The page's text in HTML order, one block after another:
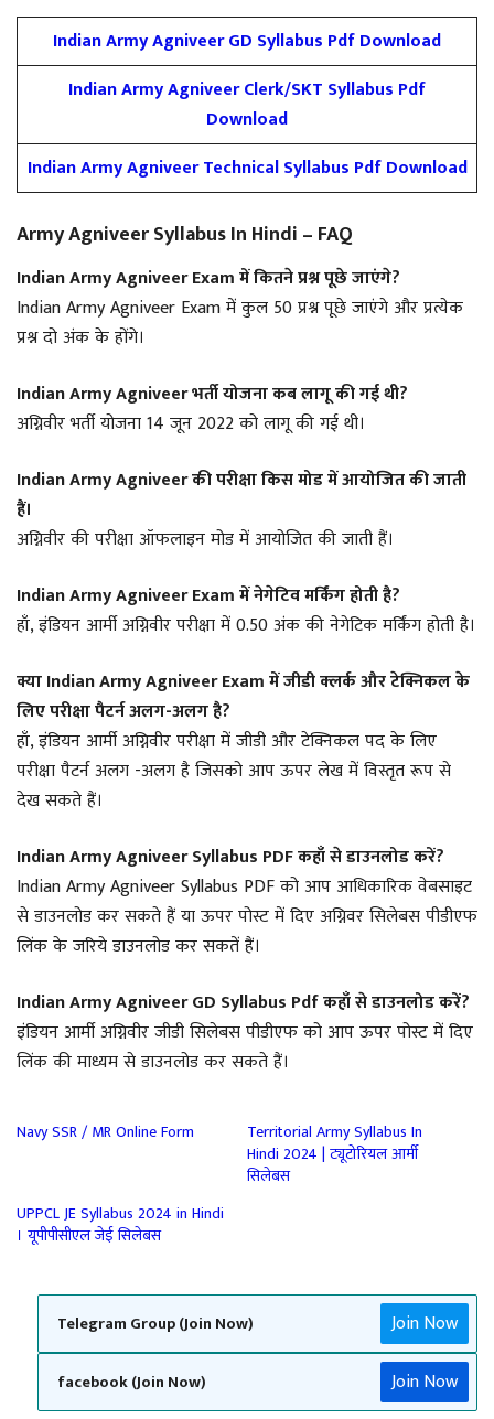
Indian Army Agniveer GD Syllabus PdfDownload
Indian Army Agniveer Clerk/SKT Syllabus Pdf
Download
Indian Army Agniveer Technical Syllabus Pdf Download
Army Agniveer Syllabus In Hindi – FAQ
Indian Army Agniveer Exam में कितने प्रश्न पूछे जाएंगे?
Indian Army Agniveer Exam में कुल 50 प्रश्न पूछे जाएंगे और प्रत्येक
प्रश्न दो अंक के होंगे।
Indian Army Agniveer भर्ती योजना कब लागू की गई थी?
अग्निवीर भर्ती योजना 14 जून 2022 को लागू की गई थी।
Indian Army Agniveer की परीक्षा किस मोड में आयोजित की जाती
हैं।
अग्निवीर की परीक्षा ऑफलाइन मोड में आयोजित की जाती हैं।
Indian Army Agniveer Exam में नेगेटिव मर्किंग होती है?
हाँ, इंडियन आर्मी अग्निवीर परीक्षा में 0.50 अंक की नेगेटिक मर्किंग होती है।
क्या Indian Army Agniveer Exam में जीडी क्लर्क और टेक्निकल के
लिए परीक्षा पैटर्न अलग-अलग है?
हाँ, इंडियन आर्मी अग्निवीर परीक्षा में जीडी और टेक्निकल पद के लिए
परीक्षा पैटर्न अलग -अलग है जिसको आप ऊपर लेख में विस्तृत रूप से
देख सकते हैं।
Indian Army Agniveer Syllabus PDF कहाँ से डाउनलोड करें?
Indian Army Agniveer Syllabus PDF को आप आधिकारिक वेबसाइट
से डाउनलोड कर सकते हैं या ऊपर पोस्ट में दिए अग्निवर सिलेबस पीडीएफ
लिंक के जरिये डाउनलोड कर सकतें हैं।
Indian Army Agniveer GD Syllabus Pdf कहाँ से डाउनलोड करें?
इंडियन आर्मी अग्निवीर जीडी सिलेबस पीडीएफ को आप ऊपर पोस्ट में दिए
लिंक की माध्यम से डाउनलोड कर सकते हैं।
Navy SSR / MR Online Form
Territorial Army Syllabus In
Hindi 2024 | ट्यूटोरियल आर्मी
सिलेबस
UPPCL JE Syllabus 2024 in Hindi
। यूपीपीसीएल जेई सिलेबस
Telegram Group (Join Now) Join Now
facebook (Join Now) Join Now